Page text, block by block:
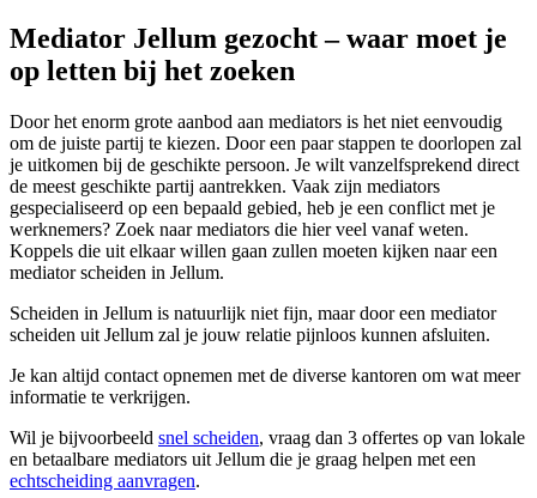
Mediator Jellum gezocht – waar moet je
op letten bij het zoeken
Door het enorm grote aanbod aan mediators is het niet eenvoudig
om de juiste partij te kiezen. Door een paar stappen te doorlopen zal
je uitkomen bij de geschikte persoon. Je wilt vanzelfsprekend direct
de meest geschikte partij aantrekken. Vaak zijn mediators
gespecialiseerd op een bepaald gebied, heb je een conflict met je
werknemers? Zoek naar mediators die hier veel vanaf weten.
Koppels die uit elkaar willen gaan zullen moeten kijken naar een
mediator scheiden in Jellum.
Scheiden in Jellum is natuurlijk niet fijn, maar door een mediator
scheiden uit Jellum zal je jouw relatie pijnloos kunnen afsluiten.
Je kan altijd contact opnemen met de diverse kantoren om wat meer
informatie te verkrijgen.
Wil je bijvoorbeeld snel scheiden, vraag dan 3 offertes op van lokale
en betaalbare mediators uit Jellum die je graag helpen met een
echtscheiding aanvragen.